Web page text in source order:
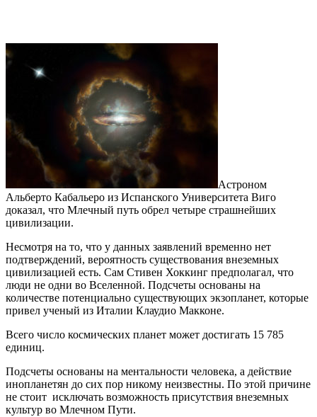
Астроном
Альберто Кабальеро из Испанского Университета Виго
доказал, что Млечный путь обрел четыре страшнейших
цивилизации.
Несмотря на то, что у данных заявлений временно нет
подтверждений, вероятность существования внеземных
цивилизацией есть. Сам Стивен Хоккинг предполагал, что
люди не одни во Вселенной. Подсчеты основаны на
количестве потенциально существующих экзопланет, которые
привел ученый из Италии Клаудио Макконе.
Всего число космических планет может достигать 15 785
единиц.
Подсчеты основаны на ментальности человека, а действие
инопланетян до сих пор никому неизвестны. По этой причине
не стоит исключать возможность присутствия внеземных
культур во Млечном Пути.